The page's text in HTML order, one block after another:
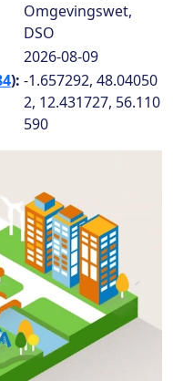
Omgevingswet,
DSO
2026-08-09
): -1.657292, 48.04050
2, 12.431727, 56.110
590